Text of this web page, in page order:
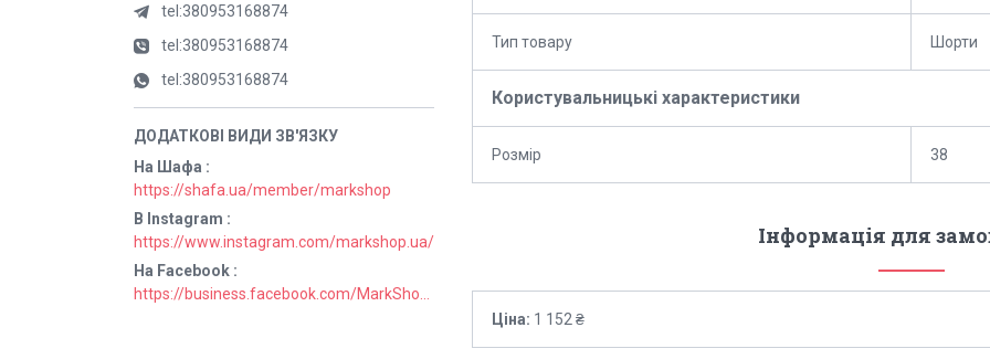
Тип товару Шорти
Користувальницькі характеристики
Розмір 38
Інформація для
Ціна: 1 152 ₴
tel:380953168874
tel:380953168874
tel:380953168874
На Шафа
https://shafa.ua/member/markshop
В Instagram
https://www.instagram.com/markshop.ua/
На Facebook